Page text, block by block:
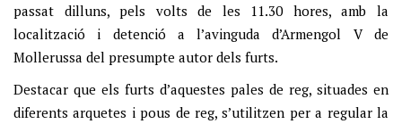
passat dilluns, pels volts de les 11.30 hores, amb la
localització i detenció a l’avinguda d’Armengol V de
Mollerussa del presumpte autor dels furts.
Destacar que els furts d’aquestes pales de reg, situades en
diferents arquetes i pous de reg, s’utilitzen per a regular la